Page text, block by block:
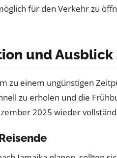
für den Verkehr zu
und Ausblick
zu einem ungünstigen
zu erholen und die
2025 wieder